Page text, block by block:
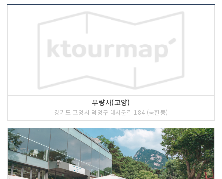
무량사(고양)
경기도 고양시 덕양구 대서문길 184 (북한동)